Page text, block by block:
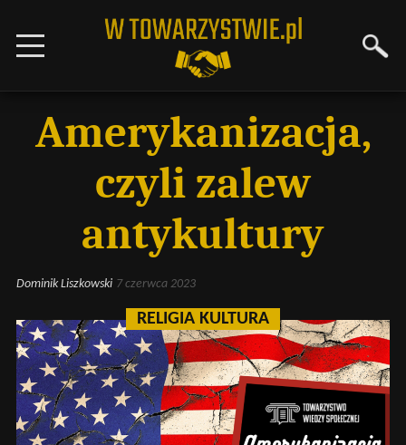
Amerykanizacja,
czyli zalew
antykultury
Dominik Liszkowski 7 czerwca 2023
RELIGIA KULTURA